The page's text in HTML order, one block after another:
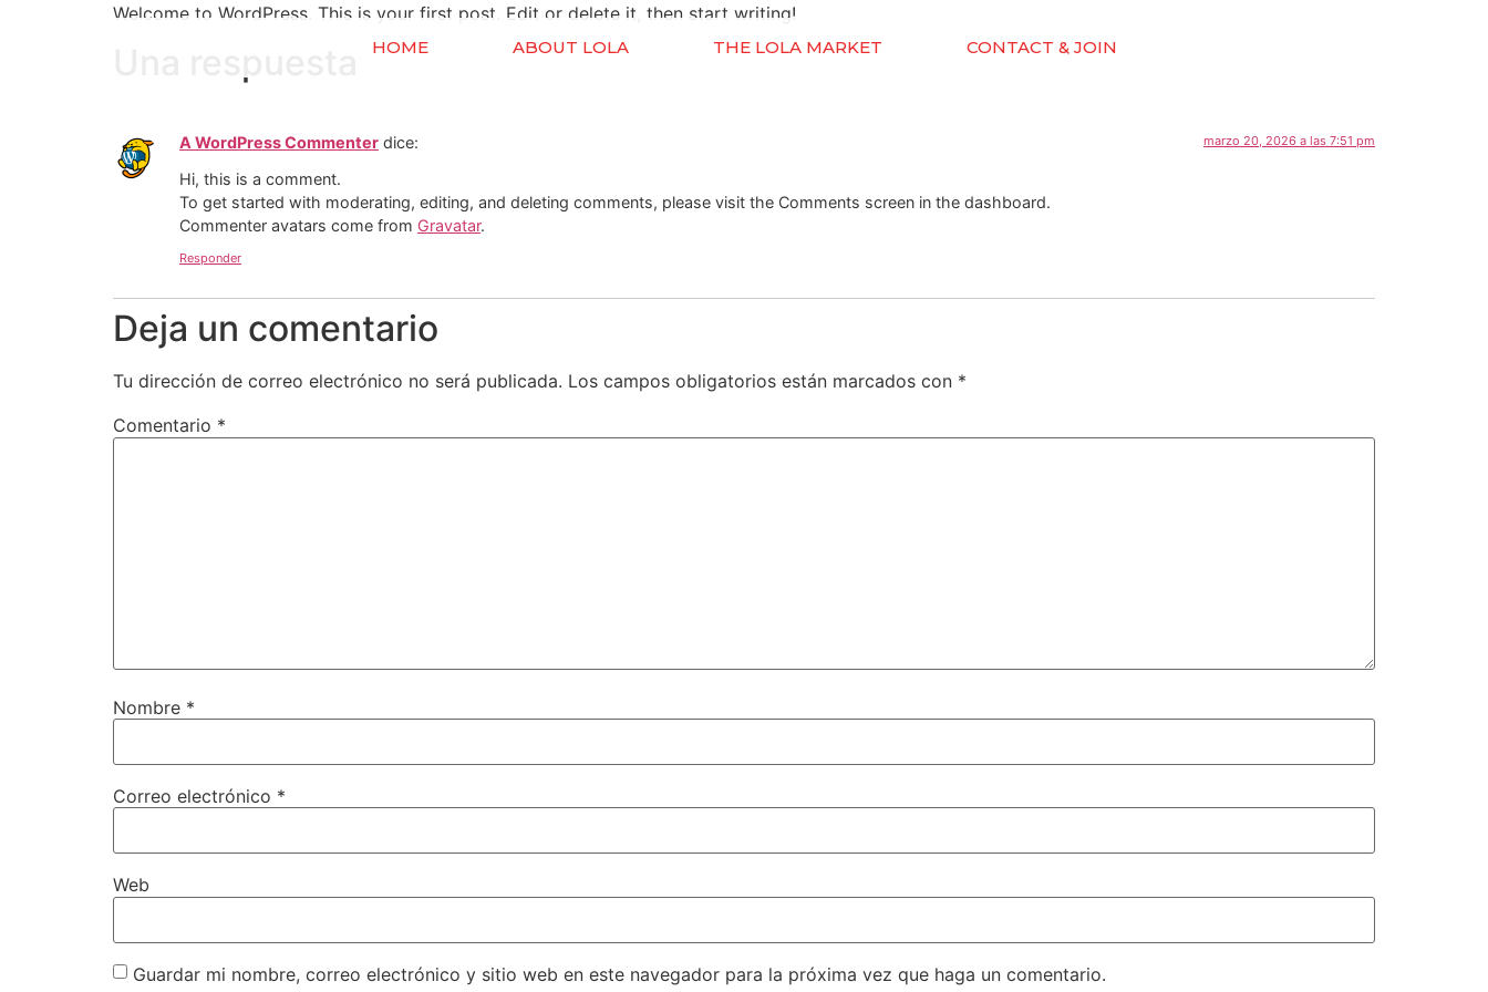
HOME ABOUT LOLA THE LOLA MARKET CONTACT & JOIN
Welcome to WordPress. This is your first post. Edit or delete it, then start writing!
A WordPress Commenter dice: marzo 20, 2026 a las 7:51 pm
Hi, this is a comment.
To get started with moderating, editing, and deleting comments, please visit the Comments screen in the dashboard.
Commenter avatars come from Gravatar.
Responder
Deja un comentario
Tu dirección de correo electrónico no será publicada. Los campos obligatorios están marcados con *
Comentario *
Nombre *
Correo electrónico *
Web
Guardar mi nombre, correo electrónico y sitio web en este navegador para la próxima vez que haga un comentario.